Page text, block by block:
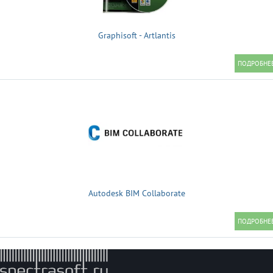
Graphisoft - Artlantis
Autodesk BIM Collaborate